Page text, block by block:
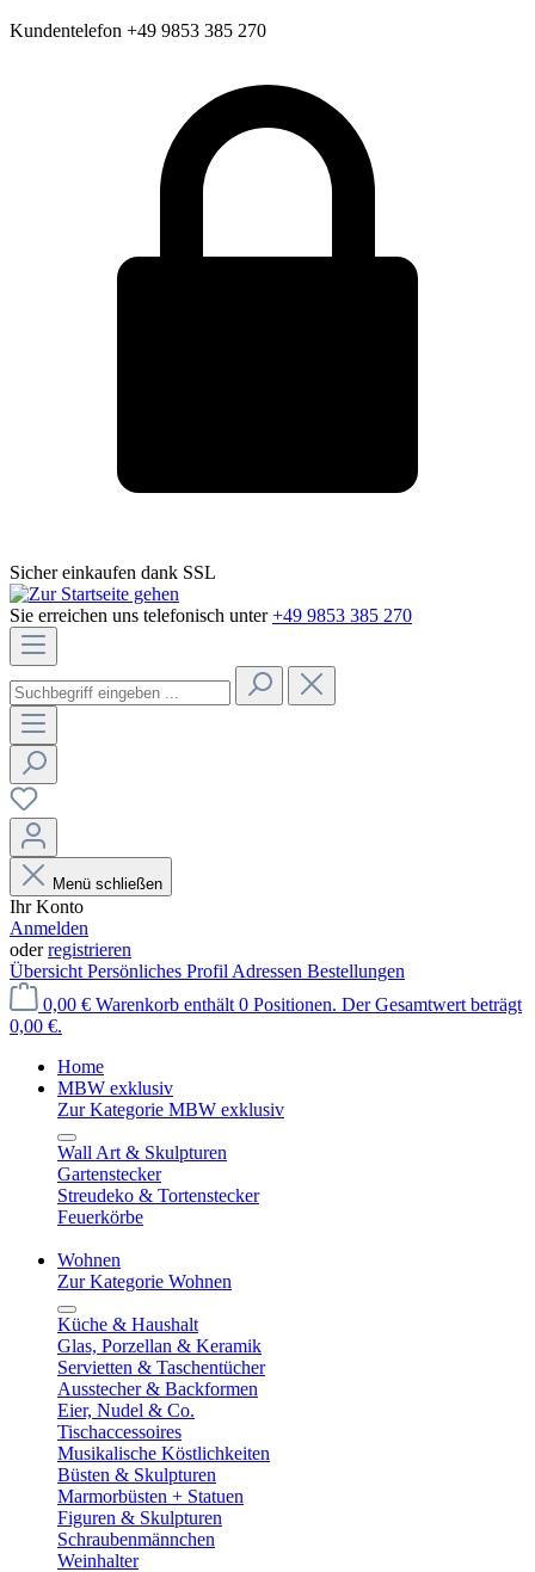
Kundentelefon +49 9853 385 270
Sicher einkaufen dank SSL
Sie erreichen uns telefonisch unter +49 9853 385 270
Menü schließen
Ihr Konto
Anmelden
oderregistrieren
Übersicht Persönliches Profil Adressen Bestellungen
0,00 € Warenkorb enthält 0 Positionen. Der Gesamtwert beträgt
0,00 €.
Home
MBW exklusiv
Zur Kategorie MBW exklusiv
Wall Art & Skulpturen
Gartenstecker
Streudeko & Tortenstecker
Feuerkörbe
Wohnen
Zur Kategorie Wohnen
Küche & Haushalt
Glas, Porzellan & Keramik
Servietten & Taschentücher
Ausstecher & Backformen
Eier, Nudel & Co.
Tischaccessoires
Musikalische Köstlichkeiten
Büsten & Skulpturen
Marmorbüsten + Statuen
Figuren & Skulpturen
Schraubenmännchen
Weinhalter